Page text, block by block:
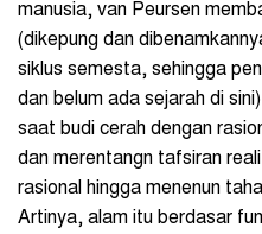
manusia, van Peursen
(dikepung dan
siklus semesta, sehingga
dan belum ada sejarah di
saat budi cerah dengan
dan merentangn tafsiran
rasional hingga menenun
Artinya, alam itu berdasar